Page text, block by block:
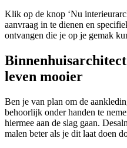
Klik op de knop ‘Nu
aanvraag in te dienen en
ontvangen die je op je gemak
leven mooier
Ben je van plan om de
behoorlijk onder handen te
hiermee aan de slag gaan.
malen beter als je dit laat doen